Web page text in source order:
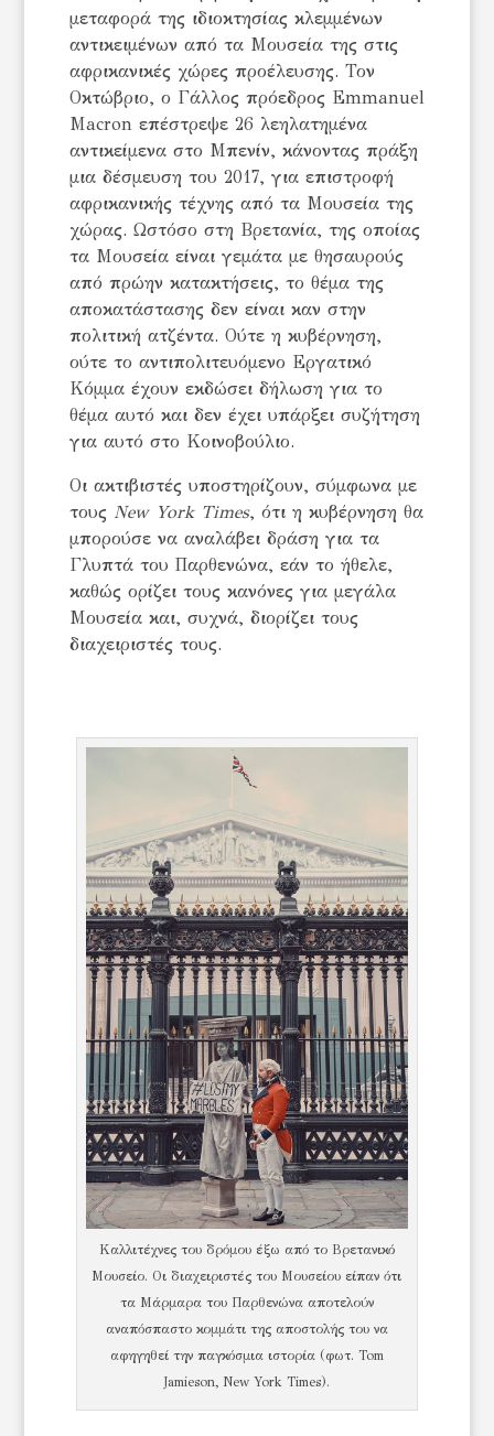
μεταφορά της ιδιοκτησίας κλεμμένων
αντικειμένων από τα Mουσεία της στις
αφρικανικές χώρες προέλευσης. Τον
Οκτώβριο, ο Γάλλος πρόεδρος Emmanuel
Macron επέστρεψε 26 λεηλατημένα
αντικείμενα στο Μπενίν, κάνοντας πράξη
μια δέσμευση του 2017, για επιστροφή
αφρικανικής τέχνης από τα Μουσεία της
χώρας. Ωστόσο στη Βρετανία, της οποίας
τα Mουσεία είναι γεμάτα με θησαυρούς
από πρώην κατακτήσεις, το θέμα της
αποκατάστασης δεν είναι καν στην
πολιτική ατζέντα. Ούτε η κυβέρνηση,
ούτε το αντιπολιτευόμενο Εργατικό
Κόμμα έχουν εκδώσει δήλωση για το
θέμα αυτό και δεν έχει υπάρξει συζήτηση
για αυτό στο Κοινοβούλιο.
Οι ακτιβιστές υποστηρίζουν, σύμφωνα με
τους New York Times, ότι η κυβέρνηση θα
μπορούσε να αναλάβει δράση για τα
Γλυπτά του Παρθενώνα, εάν το ήθελε,
καθώς ορίζει τους κανόνες για μεγάλα
Mουσεία και, συχνά, διορίζει τους
διαχειριστές τους.
Καλλιτέχνες του δρόμου έξω από το Βρετανικό
Μουσείο. Οι διαχειριστές του Μουσείου είπαν ότι
τα Μάρμαρα του Παρθενώνα αποτελούν
αναπόσπαστο κομμάτι της αποστολής του να
αφηγηθεί την παγκόσμια ιστορία (φωτ. Tom
Jamieson, New York Times).